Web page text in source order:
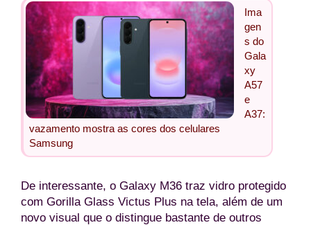
Ima
gen
s do
Gala
xy
A57
e
A37:
vazamento mostra as cores dos celulares
Samsung
De interessante, o Galaxy M36 traz vidro protegido
com Gorilla Glass Victus Plus na tela, além de um
novo visual que o distingue bastante de outros